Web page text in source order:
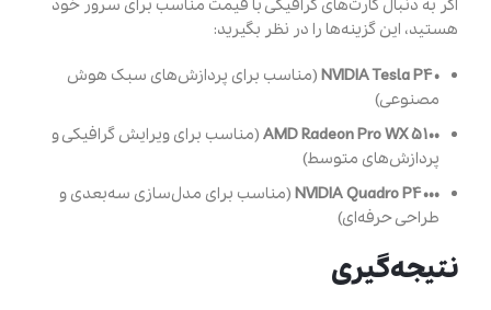
اگر به دنبال کارت‌های گرافیکی با قیمت مناسب برای سرور خود
هستید، این گزینه‌ها را در نظر بگیرید:
NVIDIA Tesla P40 (مناسب برای پردازش‌های سبک هوش
مصنوعی)
AMD Radeon Pro WX 5100 (مناسب برای ویرایش گرافیکی و
پردازش‌های متوسط)
NVIDIA Quadro P4000 (مناسب برای مدل‌سازی سه‌بعدی و
طراحی حرفه‌ای)
نتیجه‌گیری